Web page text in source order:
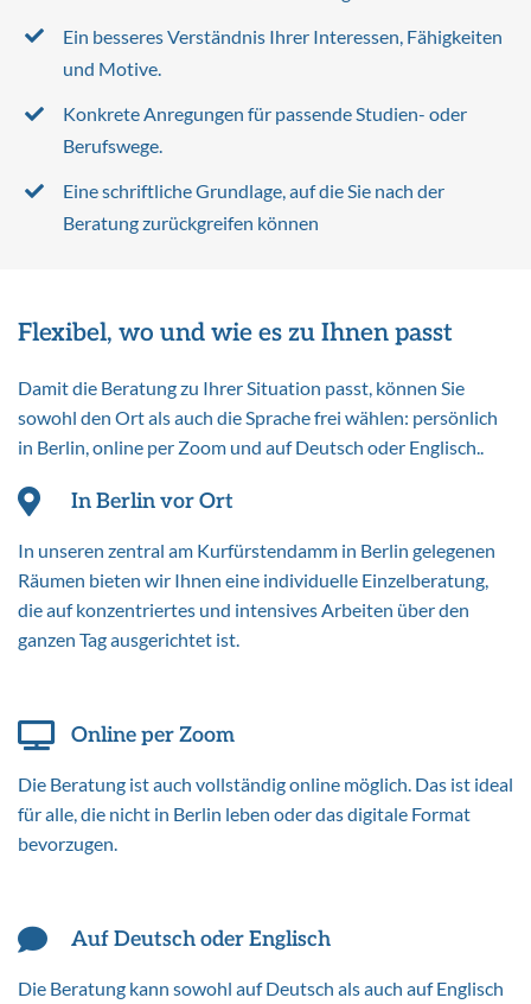
Ein besseres Verständnis Ihrer Interessen, Fähigkeiten
und Motive.
Konkrete Anregungen für passende Studien- oder
Berufswege.
Eine schriftliche Grundlage, auf die Sie nach der
Beratung zurückgreifen können
Flexibel, wo und wie es zu Ihnen passt
Damit die Beratung zu Ihrer Situation passt, können Sie
sowohl den Ort als auch die Sprache frei wählen: persönlich
in Berlin, online per Zoom und auf Deutsch oder Englisch..
In Berlin vor Ort
In unseren zentral am Kurfürstendamm in Berlin gelegenen
Räumen bieten wir Ihnen eine individuelle Einzelberatung,
die auf konzentriertes und intensives Arbeiten über den
ganzen Tag ausgerichtet ist.
Online per Zoom
Die Beratung ist auch vollständig online möglich. Das ist ideal
für alle, die nicht in Berlin leben oder das digitale Format
bevorzugen.
Auf Deutsch oder Englisch
Die Beratung kann sowohl auf Deutsch als auch auf Englisch